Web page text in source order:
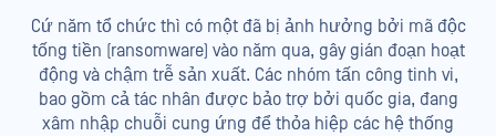
Cứ năm tổ chức thì có một đã bị ảnh hưởng bởi mã độc
tống tiền (ransomware) vào năm qua, gây gián đoạn hoạt
động và chậm trễ sản xuất. Các nhóm tấn công tinh vi,
bao gồm cả tác nhân được bảo trợ bởi quốc gia, đang
xâm nhập chuỗi cung ứng để thỏa hiệp các hệ thống